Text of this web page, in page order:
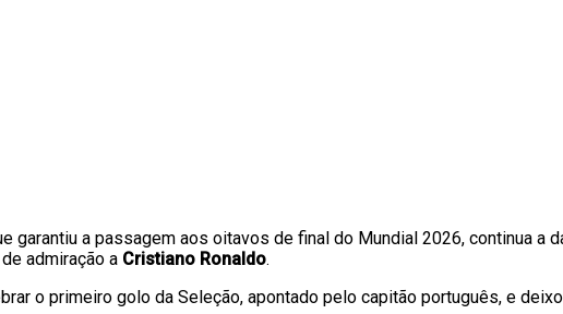
garantiu a passagem aos oitavos de final do Mundial 2026, continua
admiração a Cristiano Ronaldo.
o primeiro golo da Seleção, apontado pelo capitão português, e